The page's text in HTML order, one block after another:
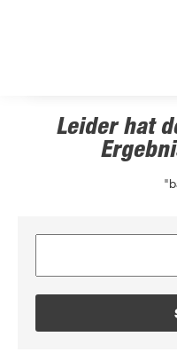
Leider hat